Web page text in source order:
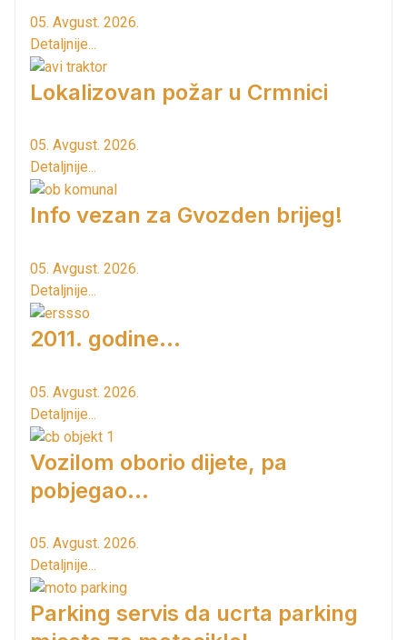
05. Avgust. 2026.
Detaljnije...
Lokalizovan požar u Crmnici
05. Avgust. 2026.
Detaljnije...
Info vezan za Gvozden brijeg!
05. Avgust. 2026.
Detaljnije...
2011. godine...
05. Avgust. 2026.
Detaljnije...
Vozilom oborio dijete, pa
pobjegao...
05. Avgust. 2026.
Detaljnije...
Parking servis da ucrta parking